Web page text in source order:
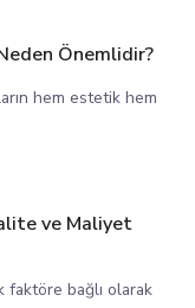
Önemlidir?
hem estetik hem
ve Maliyet
faktöre bağlı olarak